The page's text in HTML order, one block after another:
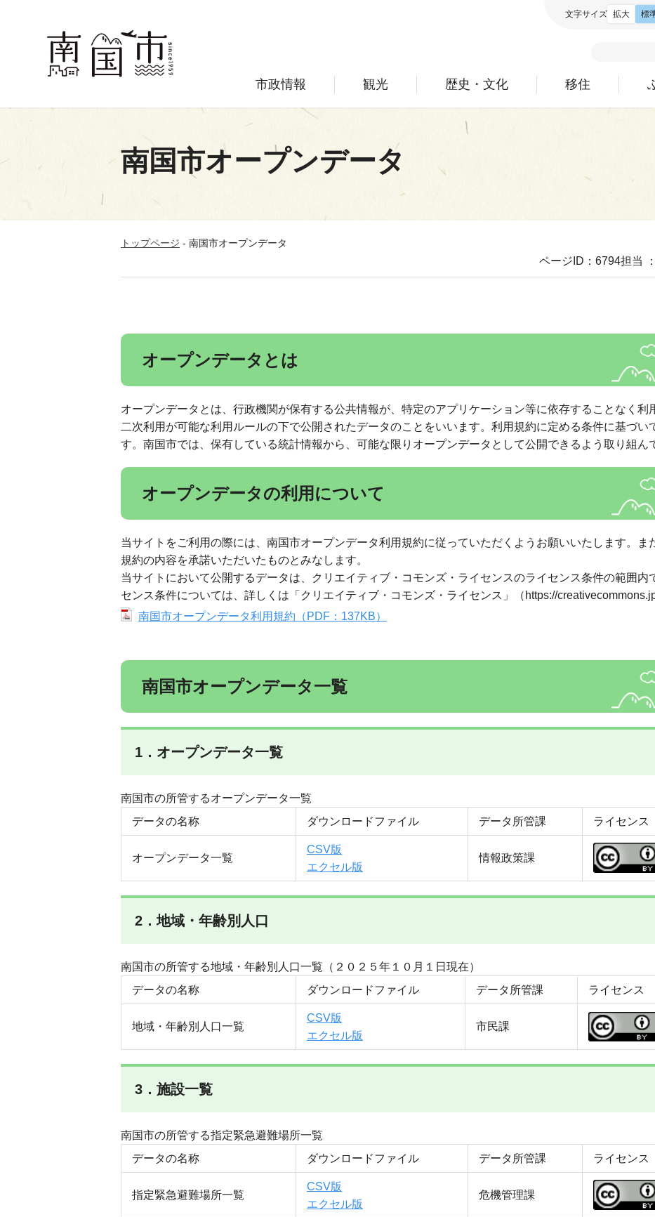
市政情報 観光 歴史・文化 移住
文字サイズ 拡大 標
南国市オープンデータ
トップページ - 南国市オープンデータ
ページID：6794担当
オープンデータとは
オープンデータとは、行政機関が保有する公共情報が、特定のアプリケーション等に依存することなく利
二次利用が可能な利用ルールの下で公開されたデータのことをいいます。利用規約に定める条件に基づい
す。南国市では、保有している統計情報から、可能な限りオープンデータとして公開できるよう取り組ん
オープンデータの利用について
当サイトをご利用の際には、南国市オープンデータ利用規約に従っていただくようお願いいたします。ま
規約の内容を承諾いただいたものとみなします。
当サイトにおいて公開するデータは、クリエイティブ・コモンズ・ライセンスのライセンス条件の範囲内
センス条件については、詳しくは「クリエイティブ・コモンズ・ライセンス」（https://
南国市オープンデータ利用規約（PDF：137KB）
南国市オープンデータ一覧
1．オープンデータ一覧
南国市の所管するオープンデータ一覧
データの名称
ダウンロードファイル データ所管課 ライセンス
オープンデータ一覧
CSV版
エクセル版
情報政策課
2．地域・年齢別人口
南国市の所管する地域・年齢別人口一覧（２０２５年１０月１日現在）
データの名称
ダウンロードファイル データ所管課 ライセンス
地域・年齢別人口一覧
CSV版
エクセル版
市民課
3．施設一覧
南国市の所管する指定緊急避難場所一覧
データの名称
ダウンロードファイル データ所管課 ライセンス
指定緊急避難場所一覧
CSV版
エクセル版
危機管理課